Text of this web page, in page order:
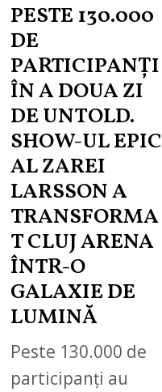
PESTE 130.000
DE
PARTICIPANȚI
ÎN A DOUA ZI
DE UNTOLD.
SHOW-UL EPIC
AL ZAREI
LARSSON A
TRANSFORMA
T CLUJ ARENA
ÎNTR-O
GALAXIE DE
LUMINĂ
Peste 130.000 de
participanți au